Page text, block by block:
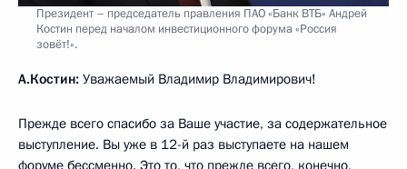
Президент – председатель правления ПАО «Банк ВТБ» Андрей
Костин перед началом инвестиционного форума «Россия
зовёт!».
А.Костин: Уважаемый Владимир Владимирович!
Прежде всего спасибо за Ваше участие, за содержательное
выступление. Вы уже в 12-й раз выступаете на нашем